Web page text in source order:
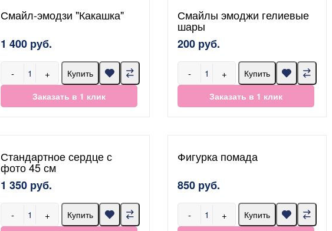
Смайл-эмодзи "Какашка"
1 400 руб.
- +
Купить
Заказать в 1 клик
Смайлы эмоджи гелиевые
шары
200 руб.
- +
Купить
Заказать в 1 клик
Стандартное сердце с
фото 45 см
1 350 руб.
- +
Купить
Фигурка помада
850 руб.
- +
Купить